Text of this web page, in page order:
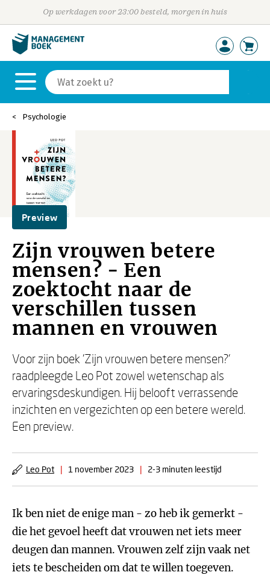
Op werkdagen voor 23:00 besteld, morgen in huis
Psychologie
Preview
Zijn vrouwen betere
mensen? - Een
zoektocht naar de
verschillen tussen
mannen en vrouwen
Voor zijn boek 'Zijn vrouwen betere mensen?'
raadpleegde Leo Pot zowel wetenschap als
ervaringsdeskundigen. Hij belooft verrassende
inzichten en vergezichten op een betere wereld.
Een preview.
Leo Pot | 1 november 2023 | 2-3 minuten leestijd
Ik ben niet de enige man - zo heb ik gemerkt -
die het gevoel heeft dat vrouwen net iets meer
deugen dan mannen. Vrouwen zelf zijn vaak net
iets te bescheiden om dat te willen toegeven.